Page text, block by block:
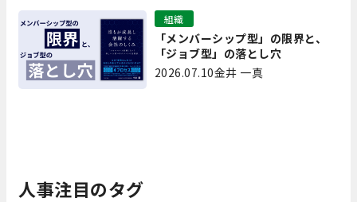
「メンバーシップ型」の限界と、
「ジョブ型」の落とし穴
組織
2026.07.10金井 一真
人事注目のタグ